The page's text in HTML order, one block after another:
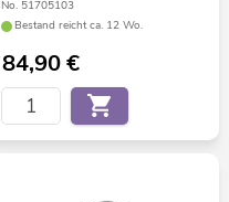
No. 51705103
Bestand reicht ca. 12 Wo.
84,90€